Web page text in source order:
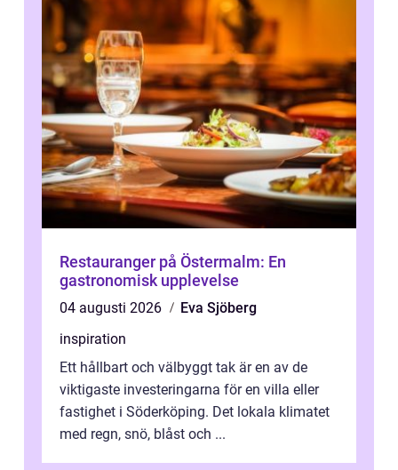
Restauranger på Östermalm: En
gastronomisk upplevelse
04 augusti 2026
Eva Sjöberg
inspiration
Ett hållbart och välbyggt tak är en av de
viktigaste investeringarna för en villa eller
fastighet i Söderköping. Det lokala klimatet
med regn, snö, blåst och ...